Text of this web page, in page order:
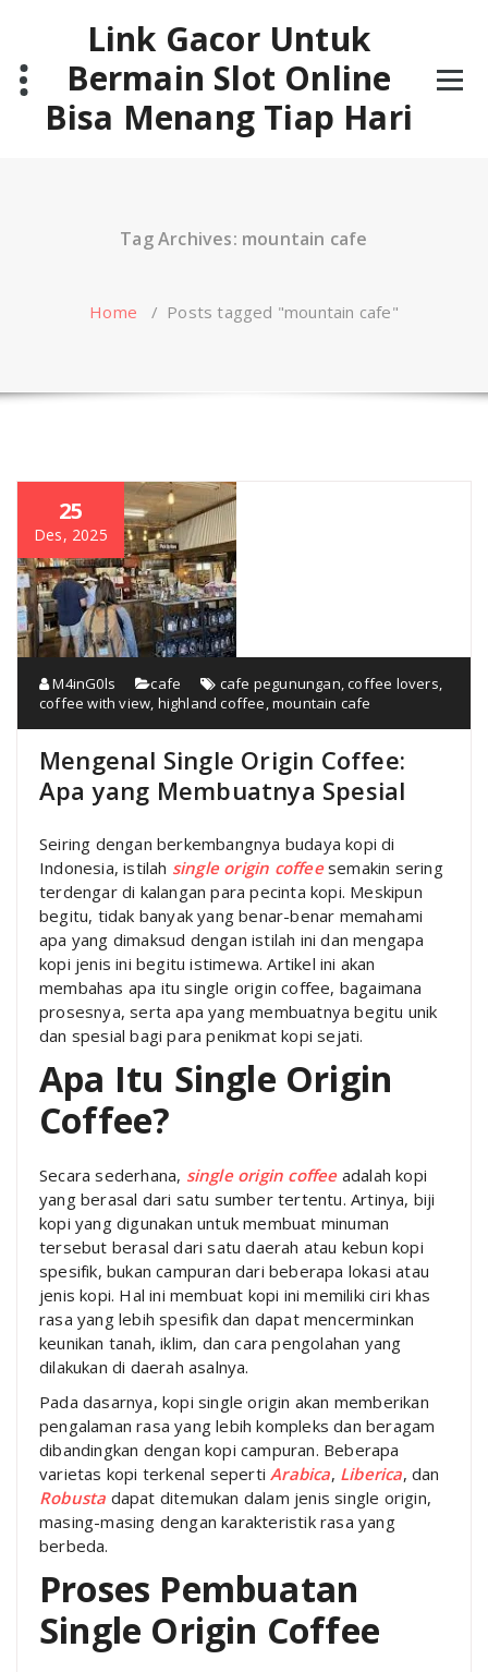
Link Gacor Untuk
Bermain Slot Online
Bisa Menang Tiap Hari
Tag Archives: mountain cafe
Home / Posts tagged "mountain cafe"
25
Des, 2025
M4inG0ls cafe cafe pegunungan ,coffee lovers
coffee with view highland coffee ,mountain cafe
Mengenal Single Origin Coffee:
Apa yang Membuatnya Spesial
Seiring dengan berkembangnya budaya kopi di
Indonesia, istilah single origin coffeesemakin sering
terdengar di kalangan para pecinta kopi. Meskipun
begitu, tidak banyak yang benar-benar memahami
apa yang dimaksud dengan istilah ini dan mengapa
kopi jenis ini begitu istimewa. Artikel ini akan
membahas apa itu single origin coffee, bagaimana
prosesnya, serta apa yang membuatnya begitu unik
dan spesial bagi para penikmat kopi sejati.
Apa Itu Single Origin
Coffee?
Secara sederhana, single origin coffeeadalah kopi
yang berasal dari satu sumber tertentu. Artinya, biji
kopi yang digunakan untuk membuat minuman
tersebut berasal dari satu daerah atau kebun kopi
spesifik, bukan campuran dari beberapa lokasi atau
jenis kopi. Hal ini membuat kopi ini memiliki ciri khas
rasa yang lebih spesifik dan dapat mencerminkan
keunikan tanah, iklim, dan cara pengolahan yang
dilakukan di daerah asalnya.
Pada dasarnya, kopi single origin akan memberikan
pengalaman rasa yang lebih kompleks dan beragam
dibandingkan dengan kopi campuran. Beberapa
varietas kopi terkenal seperti Arabica, Liberica, dan
Robusta dapat ditemukan dalam jenis single origin,
masing-masing dengan karakteristik rasa yang
berbeda.
Proses Pembuatan
Single Origin Coffee